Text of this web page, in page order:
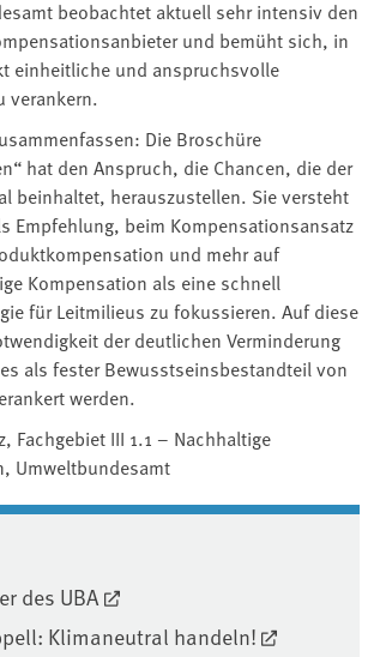
beobachtet aktuell sehr intensiv den
und bemüht sich, in
einheitliche und anspruchsvolle
verankern.
Die Broschüre
hat den Anspruch, die Chancen, die der
beinhaltet, herauszustellen. Sie versteht
Empfehlung, beim Kompensationsansatz
und mehr auf
Kompensation als eine schnell
für Leitmilieus zu fokussieren. Auf diese
der deutlichen Verminderung
als fester Bewusstseinsbestandteil von
werden.
Fachgebiet III 1.1 – Nachhaltige
Umweltbundesamt
content
des UBA
Klimaneutral handeln!